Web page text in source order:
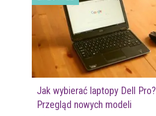
Jak wybierać laptopy Dell Pro?
Przegląd nowych modeli